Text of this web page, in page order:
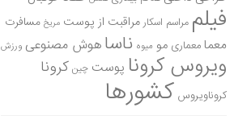
فیلم مراسم اسکارمراقبت از پوست مریخ مسافرت
معمامعماری مو میوه ناساهوش مصنوعی ورزش
ویروس کرونا پوست چین کرونا
کروناویروس کشورها